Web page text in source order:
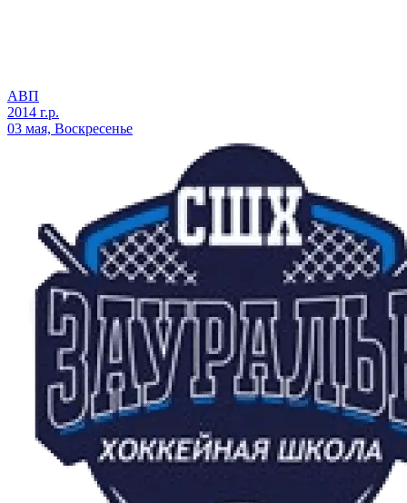
АВП
2014 г.р.
03 мая, Воскресенье